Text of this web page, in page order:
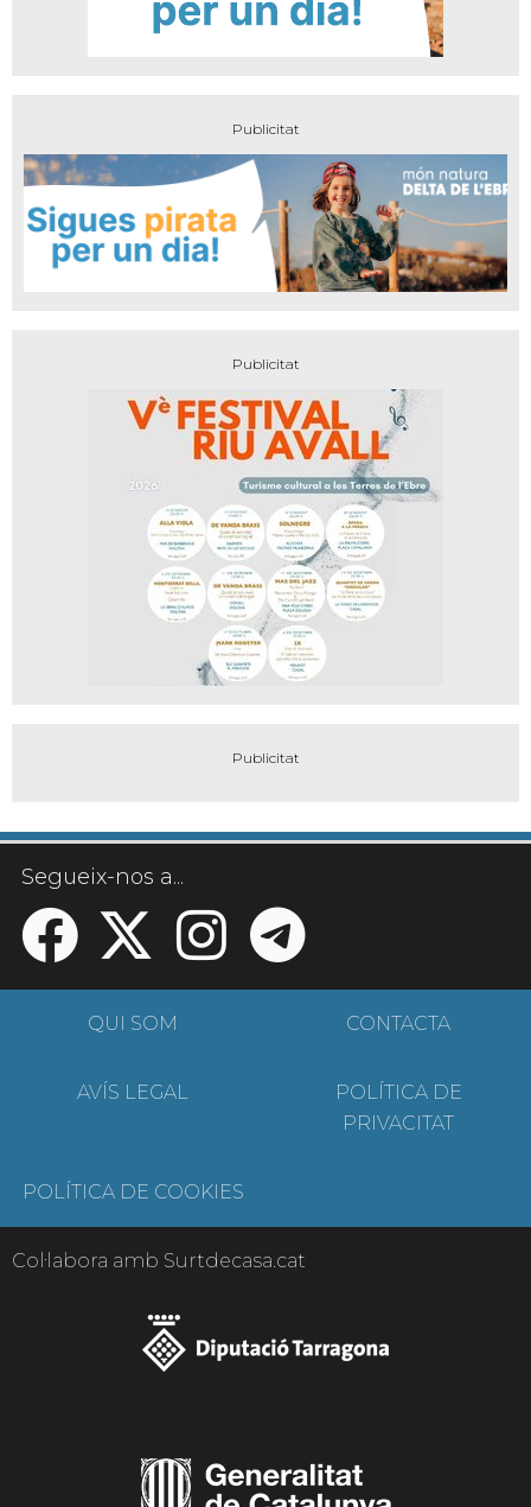
Segueix-nos a...
QUI SOM CONTACTA
AVÍS LEGAL
POLÍTICA DE
PRIVACITAT
POLÍTICA DE COOKIES
Col·labora amb Surtdecasa.cat